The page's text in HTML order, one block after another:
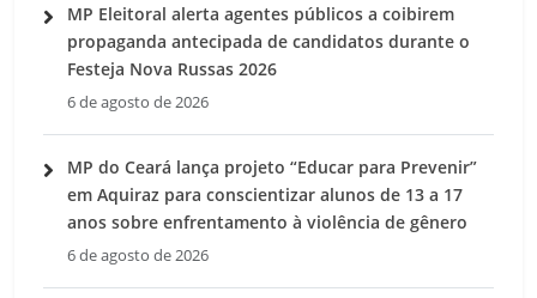
MP Eleitoral alerta agentes públicos a coibirem
propaganda antecipada de candidatos durante o
Festeja Nova Russas 2026
6 de agosto de 2026
MP do Ceará lança projeto “Educar para Prevenir”
em Aquiraz para conscientizar alunos de 13 a 17
anos sobre enfrentamento à violência de gênero
6 de agosto de 2026